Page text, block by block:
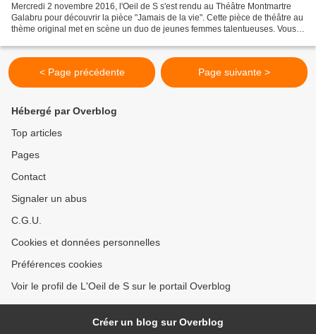
Mercredi 2 novembre 2016, l'Oeil de S s'est rendu au Théâtre Montmartre
Galabru pour découvrir la pièce "Jamais de la vie". Cette pièce de théâtre au
thème original met en scène un duo de jeunes femmes talentueuses. Vous
< Page précédente Page suivante >
Hébergé par Overblog
Top articles
Pages
Contact
Signaler un abus
C.G.U.
Cookies et données personnelles
Préférences cookies
Voir le profil de L'Oeil de S sur le portail Overblog
Créer un blog sur Overblog